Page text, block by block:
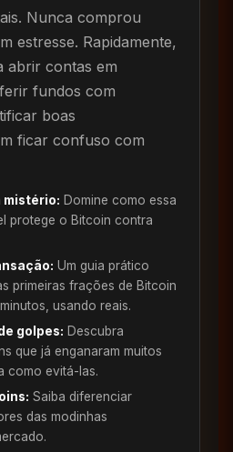
Nunca comprou
estresse. Rapidamente,
abrir contas em
fundos com
boas
ficar confuso com
mistério: Domine como essa
protege o Bitcoin contra
Um guia prático
primeiras frações de Bitcoin
usando reais.
golpes: Descubra
que já enganaram muitos
como evitá-las.
Saiba diferenciar
das modinhas